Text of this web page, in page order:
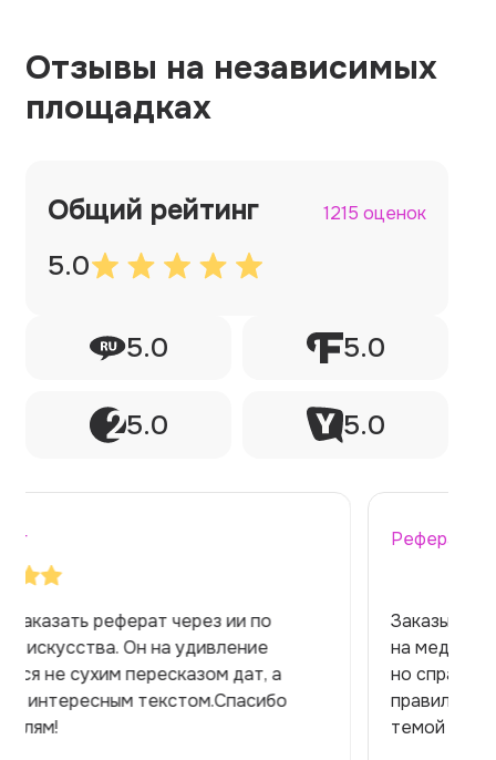
Отзывы на независимых
площадках
Общий рейтинг 1215 оценок
5.0
5.0 5.0
5.0 5.0
Заказывала реферат с помощью нейросети
на медицинскую тему. Ожидала худшего,
но справилась. Термины использовала
правильно. Для быстрого ознакомления с
темой — идеально.